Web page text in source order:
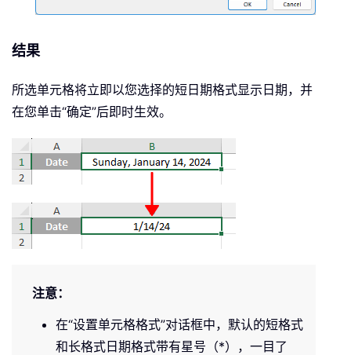
结果
所选单元格将立即以您选择的短日期格式显示日期，并
在您单击“确定”后即时生效。
注意：
在“设置单元格格式”对话框中，默认的短格式
和长格式日期格式带有星号（*），一目了